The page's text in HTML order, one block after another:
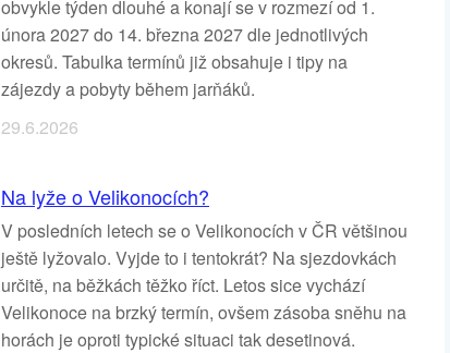
obvykle týden dlouhé a konají se v rozmezí od 1.
února 2027 do 14. března 2027 dle jednotlivých
okresů. Tabulka termínů již obsahuje i tipy na
zájezdy a pobyty během jarňáků.
29.6.2026
Na lyže o Velikonocích?
V posledních letech se o Velikonocích v ČR většinou
ještě lyžovalo. Vyjde to i tentokrát? Na sjezdovkách
určitě, na běžkách těžko říct. Letos sice vychází
Velikonoce na brzký termín, ovšem zásoba sněhu na
horách je oproti typické situaci tak desetinová.